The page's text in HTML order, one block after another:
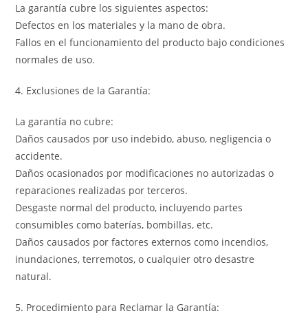
La garantía cubre los siguientes aspectos:
Defectos en los materiales y la mano de obra.
Fallos en el funcionamiento del producto bajo condiciones
normales de uso.
4. Exclusiones de la Garantía:
La garantía no cubre:
Daños causados por uso indebido, abuso, negligencia o
accidente.
Daños ocasionados por modificaciones no autorizadas o
reparaciones realizadas por terceros.
Desgaste normal del producto, incluyendo partes
consumibles como baterías, bombillas, etc.
Daños causados por factores externos como incendios,
inundaciones, terremotos, o cualquier otro desastre
natural.
5. Procedimiento para Reclamar la Garantía: